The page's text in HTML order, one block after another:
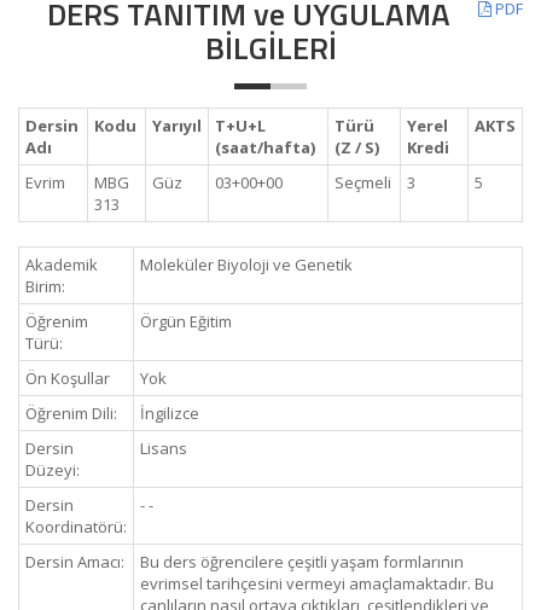
PDF
DERS TANITIM ve UYGULAMA
BİLGİLERİ
Dersin
Adı
Kodu Yarıyıl
T+U+L
(saat/hafta)
Türü
(Z / S)
Yerel
Kredi
AKTS
Evrim
MBG
313
Güz 03+00+00 Seçmeli 3 5
Akademik
Birim:
Moleküler Biyoloji ve Genetik
Öğrenim
Türü:
Örgün Eğitim
Ön Koşullar
Yok
Öğrenim Dili:
İngilizce
Dersin
Düzeyi:
Lisans
Dersin
Koordinatörü:
- -
Dersin Amacı:
Bu ders öğrencilere çeşitli yaşam formlarının
evrimsel tarihçesini vermeyi amaçlamaktadır. Bu
canlıların nasıl ortaya çıktıkları, çeşitlendikleri ve